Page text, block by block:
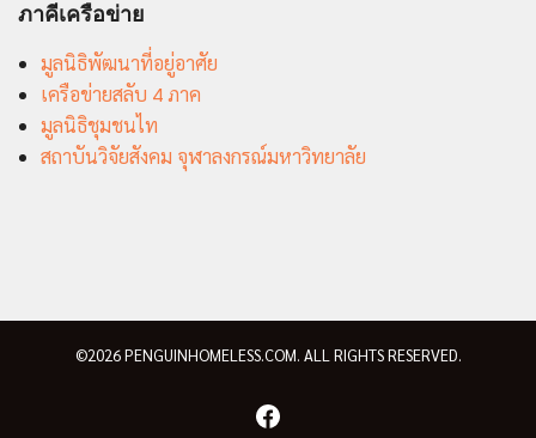
ภาคีเครือข่าย
มูลนิธิพัฒนาที่อยู่อาศัย
เครือข่ายสลับ 4 ภาค
มูลนิธิชุมชนไท
สถาบันวิจัยสังคม จุฬาลงกรณ์มหาวิทยาลัย
©2026 PENGUINHOMELESS.COM. ALL RIGHTS RESERVED.